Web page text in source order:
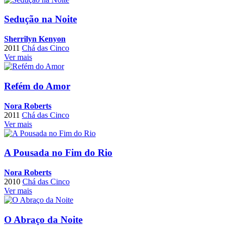
Sedução na Noite
Sherrilyn Kenyon
2011 Chá das Cinco
Ver mais
Refém do Amor
Nora Roberts
2011 Chá das Cinco
Ver mais
A Pousada no Fim do Rio
Nora Roberts
2010 Chá das Cinco
Ver mais
O Abraço da Noite